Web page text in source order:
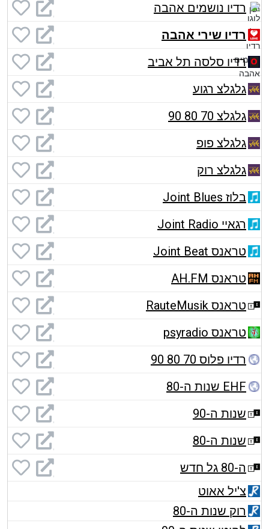
רדיו נושמים אהבה
רדיו שירי אהבה
רדיו סלסה תל אביב
גלגלצ רגוע
גלגלצ 70 80 90
גלגלצ פופ
גלגלצ רוק
בלוז Joint Blues
רגאיי Joint Radio
טראנס Joint Beat
טראנס AH.FM
טראנס RauteMusik
טראנס psyradio
רדיו פלוס 70 80 90
EHF שנות ה-80
שנות ה-90
שנות ה-80
ה-80 גל חדש
צ'יל אאוט
רוק שנות ה-80